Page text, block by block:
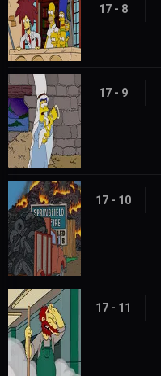
17 - 8
17 - 9
17 - 10
17 - 11